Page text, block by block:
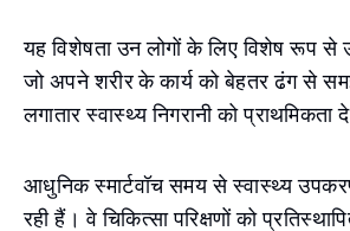
यह विशेषता उन लोगों के लिए विशेष रूप से
जो अपने शरीर के कार्य को बेहतर ढंग से
लगातार स्वास्थ्य निगरानी को प्राथमिकता
आधुनिक स्मार्टवॉच समय से स्वास्थ्य
रही हैं। वे चिकित्सा परिक्षणों को